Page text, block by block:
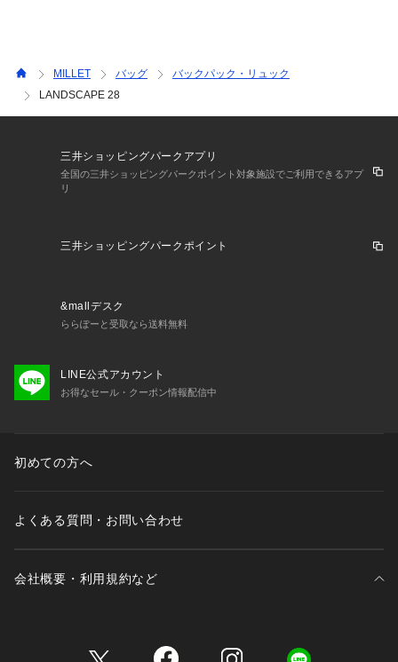
MILLET バッグ
バックパック・リュック
LANDSCAPE 28
三井ショッピングパークアプリ
全国の三井ショッピングパークポイント対象施設でご利用できるアプ
リ
三井ショッピングパークポイント
&mallデスク
ららぽーと受取なら送料無料
LINE公式アカウント
お得なセール・クーポン情報配信中
初めての方へ
よくある質問・お問い合わせ
会社概要・利用規約など